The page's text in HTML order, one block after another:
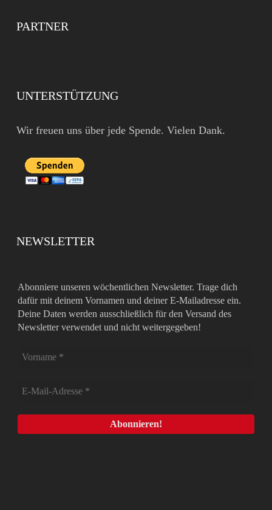
PARTNER
UNTERSTÜTZUNG
Wir freuen uns über jede Spende. Vielen Dank.
NEWSLETTER
Abonniere unseren wöchentlichen Newsletter. Trage dich
dafür mit deinem Vornamen und deiner E-Mailadresse ein.
Deine Daten werden ausschließlich für den Versand des
Newsletter verwendet und nicht weitergegeben!